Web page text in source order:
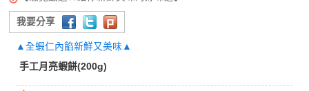
我要分享
▲全蝦仁內餡新鮮又美味▲
手工月亮蝦餅(200g)